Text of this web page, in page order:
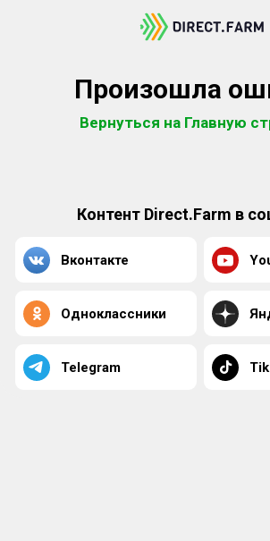
Произошла
Вернуться на Главную
Контент Direct.Farm в
Вконтакте
Одноклассники
Telegram